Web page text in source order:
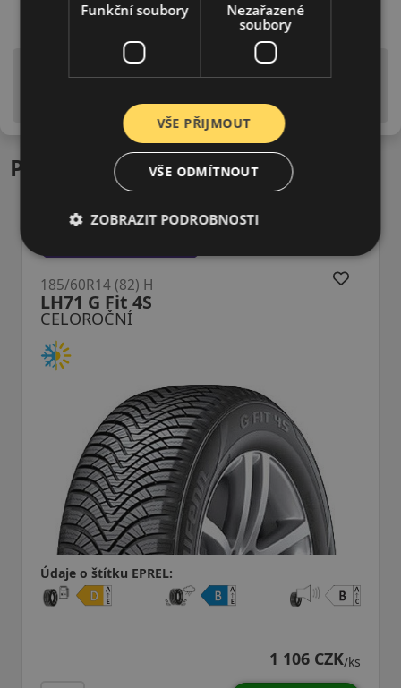
Upozornění! Hodnoty na štítku jsou pouze
is EU štítky ve smyslu dosud platné (předchozí) legislativy.
Podobné produkty
CELOROČNÍ
LH71 G Fit 4S
185/60R14 (82) H
Údaje o štítku EPREL:
1 106 CZK/ks
Funkční soubory
Nezařazené
soubory
VŠE PŘIJMOUT
VŠE ODMÍTNOUT
ZOBRAZIT PODROBNOSTI